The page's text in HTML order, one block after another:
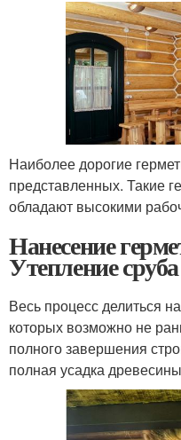
Наиболее дорогие
представленных. Такие
обладают высокими
Нанесение
Утепление
Весь процесс делиться
которых возможно не
полного завершения
полная усадка